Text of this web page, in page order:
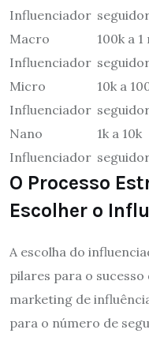
Influenciador
Macro
Influenciador
100k a
Micro
Influenciador
10k a
Nano
Influenciador
1k a 10k
O Processo
Escolher o
A escolha do
pilares para o
marketing de
para o número de